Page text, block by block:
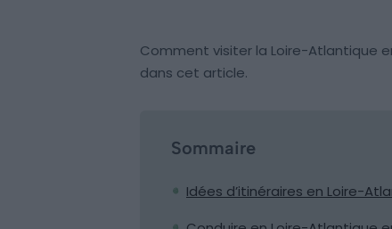
Comment visiter la Loire-Atlantique
dans cet article.
Sommaire
Idées d’itinéraires en Loire-